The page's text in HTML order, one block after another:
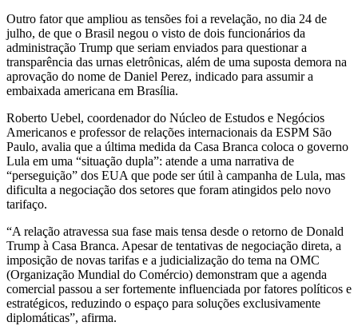
Outro fator que ampliou as tensões foi a revelação, no dia 24 de
julho, de que o Brasil negou o visto de dois funcionários da
administração Trump que seriam enviados para questionar a
transparência das urnas eletrônicas, além de uma suposta demora na
aprovação do nome de Daniel Perez, indicado para assumir a
embaixada americana em Brasília.
Roberto Uebel, coordenador do Núcleo de Estudos e Negócios
Americanos e professor de relações internacionais da ESPM São
Paulo, avalia que a última medida da Casa Branca coloca o governo
Lula em uma “situação dupla”: atende a uma narrativa de
“perseguição” dos EUA que pode ser útil à campanha de Lula, mas
dificulta a negociação dos setores que foram atingidos pelo novo
tarifaço.
“A relação atravessa sua fase mais tensa desde o retorno de Donald
Trump à Casa Branca. Apesar de tentativas de negociação direta, a
imposição de novas tarifas e a judicialização do tema na OMC
(Organização Mundial do Comércio) demonstram que a agenda
comercial passou a ser fortemente influenciada por fatores políticos e
estratégicos, reduzindo o espaço para soluções exclusivamente
diplomáticas”, afirma.